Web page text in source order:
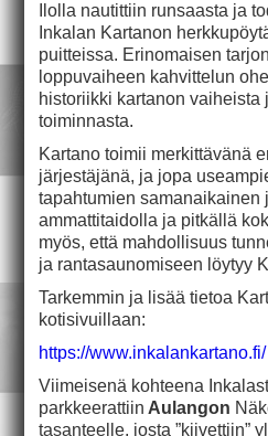
Ilolla nautittiin runsaasta ja
Inkalan Kartanon
puitteissa. Erinomaisen
loppuvaiheen kahvittelun
historiikki kartanon vaiheista
toiminnasta.
Kartano toimii merkittävänä
järjestäjänä, ja jopa
tapahtumien samanaikainen
ammattitaidolla ja pitkällä
myös, että mahdollisuus
ja rantasaunomiseen löytyy
Tarkemmin ja lisää tietoa
kotisivuillaan:
https://www.inkalankartano.fi/
Viimeisenä kohteena
parkkeerattiin Aulangon
tasanteelle, josta ”kiivettiin”